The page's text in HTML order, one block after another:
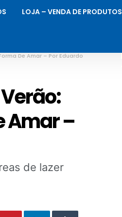
LOJA – VENDA DE PRODUTOS
De Amar – Por Eduardo
Amar –
de lazer